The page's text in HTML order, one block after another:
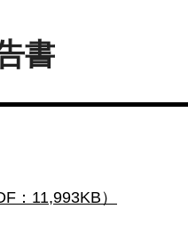
書
：11,993KB）